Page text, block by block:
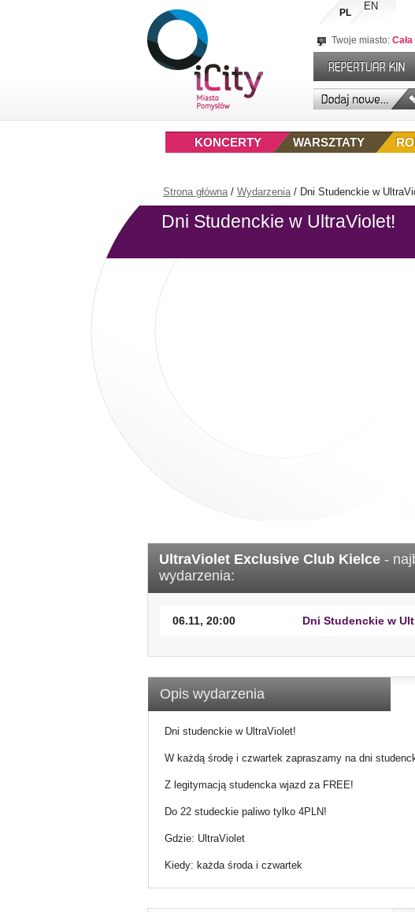
PL
EN
Twoje miasto:
WARSZTATY
KONCERTY
Strona główna/ Wydarzenia/ Dni Studenckie w
Dni Studenckie w UltraViolet!
UltraViolet Exclusive Club Kielce -
wydarzenia:
06.11, 20:00 Dni Studenckie w
Opis wydarzenia
Dni studenckie w UltraViolet!
W każdą środę i czwartek zapraszamy na dni
Z legitymacją studencka wjazd za FREE!
Do 22 studeckie paliwo tylko 4PLN!
Gdzie: UltraViolet
Kiedy: każda środa i czwartek